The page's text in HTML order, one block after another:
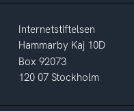
Internetstiftelsen
Hammarby Kaj 10D
Box 92073
120 07 Stockholm